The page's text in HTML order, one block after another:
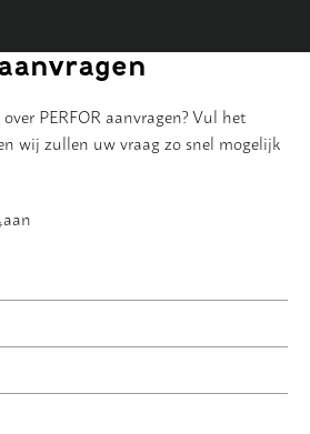
PERFOR aanvragen? Vul het
wij zullen uw vraag zo snel mogelijk